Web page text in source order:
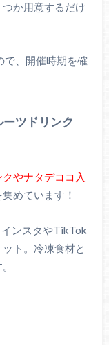
か用意するだけ
で、開催時期を確
ツドリンク
やナタデココ入
めています！
インスタやTikTok
ト。冷凍食材と